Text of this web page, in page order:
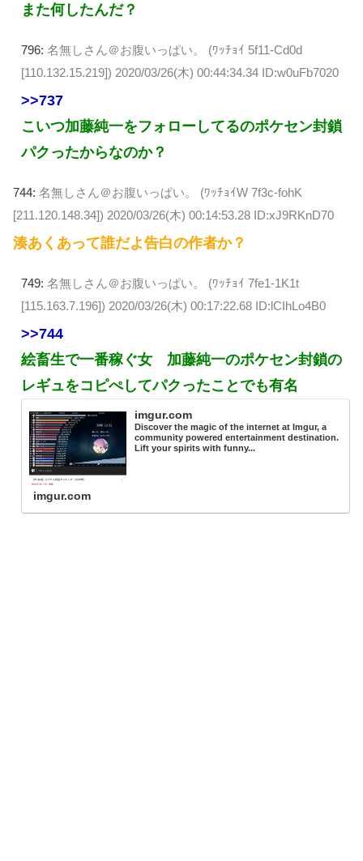
また何したんだ？
796: 名無しさん＠お腹いっぱい。 (ﾜｯﾁｮｲ 5f11-Cd0d
[110.132.15.219]) 2020/03/26(木) 00:44:34.34 ID:w0uFb7020
>>737
こいつ加藤純一をフォローしてるのポケセン封鎖
パクったからなのか？
744: 名無しさん＠お腹いっぱい。 (ﾜｯﾁｮｲW 7f3c-fohK
[211.120.148.34]) 2020/03/26(木) 00:14:53.28 ID:xJ9RKnD70
湊あくあって誰だよ告白の作者か？
749: 名無しさん＠お腹いっぱい。 (ﾜｯﾁｮｲ 7fe1-1K1t
[115.163.7.196]) 2020/03/26(木) 00:17:22.68 ID:lCIhLo4B0
>>744
絵畜生で一番稼ぐ女 加藤純一のポケセン封鎖の
レギュをコピぺしてパクったことでも有名
imgur.com
Discover the magic of the internet at Imgur, a
community powered entertainment destination.
Lift your spirits with funny...
imgur.com